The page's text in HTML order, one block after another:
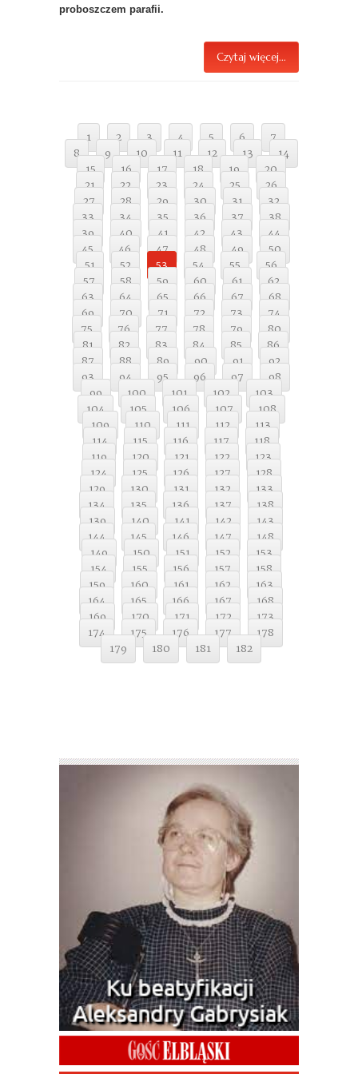
proboszczem parafii.
Czytaj więcej...
1 2 3 4 5 6
7
8
9 10 11 12 13
14
15
16 17 18 19
20
21
22 23 24 25
26
27
28 29 30 31
32
33
34 35 36 37
38
39
40 41 42 43
44
45
46 47 48 49
50
51
52 53 54 55
56
57
58 59 60 61
62
63
64 65 66 67
68
69
70 71 72 73
74
75
76 77 78 79
80
81
82 83 84 85
86
87
88 89 90 91
92
93
94 95 96 97
98
99
100 101 102
103
104
105 106 107
108
109
110 111 112
113
114
115 116 117
118
119
120 121 122
123
124
125 126 127
128
129
130 131 132
133
134
135 136 137
138
139
140 141 142
143
144
145 146 147
148
149
150 151 152
153
154
155 156 157
158
159
160 161 162
163
164
165 166 167
168
169
170 171 172
173
174
175 176 177
178
179
180 181 182